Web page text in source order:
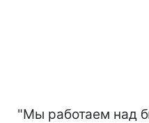
"Мы работаем над